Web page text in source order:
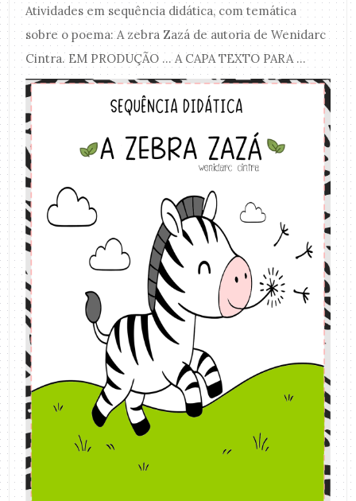
Atividades em sequência didática, com temática
sobre o poema: A zebra Zazá de autoria de Wenidarc
Cintra. EM PRODUÇÃO ... A CAPA TEXTO PARA ...